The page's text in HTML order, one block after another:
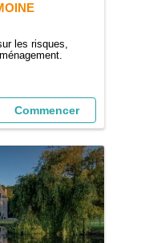
les risques,
Commencer